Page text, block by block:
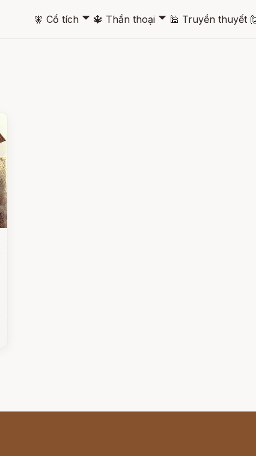
🧚 Cổ tích 🞃 🔱 Thần thoại 🞃 🕌 Truyền thuyết